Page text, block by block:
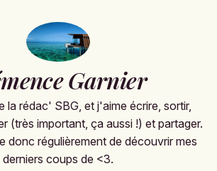
Garnier
la rédac' SBG, et j'aime écrire, sortir,
(très important, ça aussi !) et partager.
donc régulièrement de découvrir mes
derniers coups de <3.